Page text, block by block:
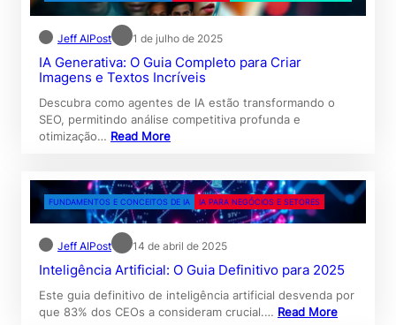
Jeff AIPost 1 de julho de 2025
IA Generativa: O Guia Completo para Criar
Imagens e Textos Incríveis
Descubra como agentes de IA estão transformando o
SEO, permitindo análise competitiva profunda e
otimização… Read More
FUNDAMENTOS E CONCEITOS DE IA IA PARA NEGÓCIOS E SETORES
Jeff AIPost 14 de abril de 2025
Inteligência Artificial: O Guia Definitivo para 2025
Este guia definitivo de inteligência artificial desvenda por
que 83% dos CEOs a consideram crucial.… Read More